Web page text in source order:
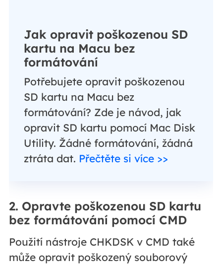
Jak opravit poškozenou SD
kartu na Macu bez
formátování
Potřebujete opravit poškozenou
SD kartu na Macu bez
formátování? Zde je návod, jak
opravit SD kartu pomocí Mac Disk
Utility. Žádné formátování, žádná
ztráta dat. Přečtěte si více >>
2. Opravte poškozenou SD kartu
bez formátování pomocí CMD
Použití nástroje CHKDSK v CMD také
může opravit poškozený souborový